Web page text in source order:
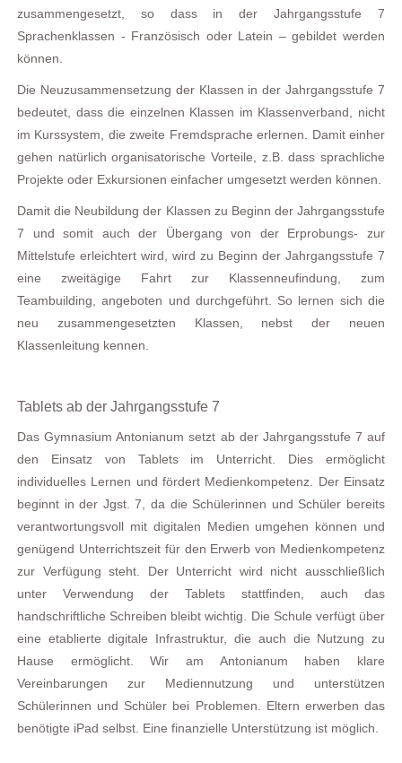
zusammengesetzt, so dass in der Jahrgangsstufe 7
Sprachenklassen - Französisch oder Latein – gebildet werden
können.
Die Neuzusammensetzung der Klassen in der Jahrgangsstufe 7
bedeutet, dass die einzelnen Klassen im Klassenverband, nicht
im Kurssystem, die zweite Fremdsprache erlernen. Damit einher
gehen natürlich organisatorische Vorteile, z.B. dass sprachliche
Projekte oder Exkursionen einfacher umgesetzt werden können.
Damit die Neubildung der Klassen zu Beginn der Jahrgangsstufe
7 und somit auch der Übergang von der Erprobungs- zur
Mittelstufe erleichtert wird, wird zu Beginn der Jahrgangsstufe 7
eine zweitägige Fahrt zur Klassenneufindung, zum
Teambuilding, angeboten und durchgeführt. So lernen sich die
neu zusammengesetzten Klassen, nebst der neuen
Klassenleitung kennen.
Tablets ab der Jahrgangsstufe 7
Das Gymnasium Antonianum setzt ab der Jahrgangsstufe 7 auf
den Einsatz von Tablets im Unterricht. Dies ermöglicht
individuelles Lernen und fördert Medienkompetenz. Der Einsatz
beginnt in der Jgst. 7, da die Schülerinnen und Schüler bereits
verantwortungsvoll mit digitalen Medien umgehen können und
genügend Unterrichtszeit für den Erwerb von Medienkompetenz
zur Verfügung steht. Der Unterricht wird nicht ausschließlich
unter Verwendung der Tablets stattfinden, auch das
handschriftliche Schreiben bleibt wichtig. Die Schule verfügt über
eine etablierte digitale Infrastruktur, die auch die Nutzung zu
Hause ermöglicht. Wir am Antonianum haben klare
Vereinbarungen zur Mediennutzung und unterstützen
Schülerinnen und Schüler bei Problemen. Eltern erwerben das
benötigte iPad selbst. Eine finanzielle Unterstützung ist möglich.